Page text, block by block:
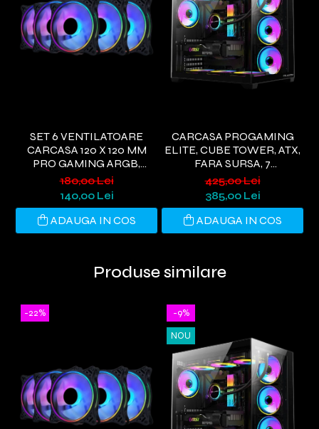
SET 6 VENTILATOARE
CARCASA 120 X 120 MM
PRO GAMING ARGB,
CONTROLLER PWM,
TELECOMANDA
180,00 Lei
140,00 Lei
ADAUGA IN COS
CARCASA PROGAMING
ELITE, CUBE TOWER, ATX,
FARA SURSA, 7
VENTILATOARE ARGB,
NEGRU
425,00 Lei
385,00 Lei
ADAUGA IN COS
Produse similare
-22%
-9%
NOU